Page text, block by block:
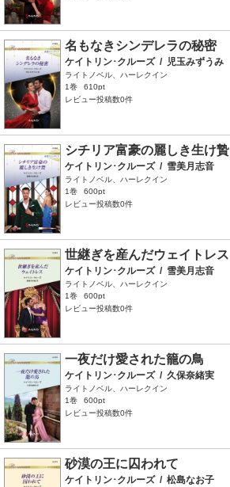
名もなきシンデレラの秘密
ケイトリン･クルーズ / 児玉みずうみ
ライトノベル、ハーレクイン
1巻
610pt
レビュー投稿数0件
シチリア富豪の麗しき生け贄
ケイトリン･クルーズ / 雪美月志音
ライトノベル、ハーレクイン
1巻
600pt
レビュー投稿数0件
世継ぎを産んだウェイトレス
ケイトリン･クルーズ / 雪美月志音
ライトノベル、ハーレクイン
1巻
600pt
レビュー投稿数0件
一夜だけ愛された籠の鳥
ケイトリン･クルーズ / 久保奈緒実
ライトノベル、ハーレクイン
1巻
600pt
レビュー投稿数0件
砂漠の王に囚われて
ケイトリン･クルーズ / 松島なお子